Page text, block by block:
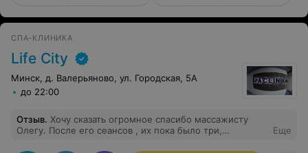
СПА-КЛИНИКА
Life City
Минск, д. Валерьяново, ул. Городская, 5А
до 22:00
Отзыв. Хочу сказать огромное спасибо массажисту
Олегу. После его сеансов , их пока было три,
Еще